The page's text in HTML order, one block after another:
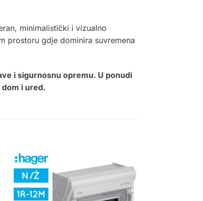
minimalistički i vizualno
prostoru gdje dominira suvremena
i sigurnosnu opremu. U ponudi
i ured.